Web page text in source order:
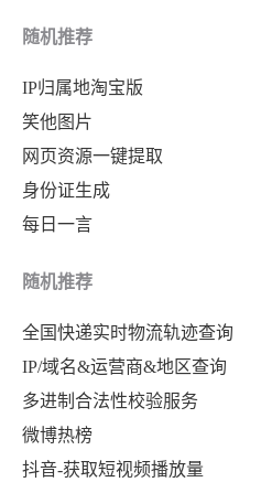
随机推荐
IP归属地淘宝版
笑他图片
网页资源一键提取
身份证生成
每日一言
随机推荐
全国快递实时物流轨迹查询
IP/域名&运营商&地区查询
多进制合法性校验服务
微博热榜
抖音-获取短视频播放量